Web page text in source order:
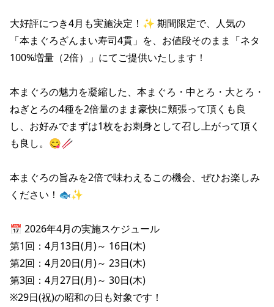
せんと
海老どて食堂
華花
業績推移
財政状況
株式情報
IRライブラリ
決算短信
有価証券報告書等法定開示資料
株主総会関連資料
適時開示資料
株価情報
株主優待
FAQ
ご意見・アンケート（ご来店の方）
プライバシーポリシー
リンク集
サイトマップ
大好評につき4月も実施決定！✨ 期間限定で、人気の
「本まぐろざんまい寿司4貫」を、お値段そのまま「ネタ
100%増量（2倍）」にてご提供いたします！
本まぐろの魅力を凝縮した、本まぐろ・中とろ・大とろ・
ねぎとろの4種を2倍量のまま豪快に頬張って頂くも良
し、お好みでまずは1枚をお刺身として召し上がって頂く
も良し。😋🥢
本まぐろの旨みを2倍で味わえるこの機会、ぜひお楽しみ
ください！🐟✨
📅 2026年4月の実施スケジュール
第1回：4月13日(月)～ 16日(木)
第2回：4月20日(月)～ 23日(木)
第3回：4月27日(月)～ 30日(木)
※29日(祝)の昭和の日も対象です！